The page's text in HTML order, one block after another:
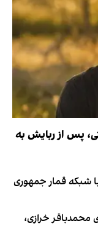
پس از ربایش به
شبکه قمار جمهوری
خرازی،